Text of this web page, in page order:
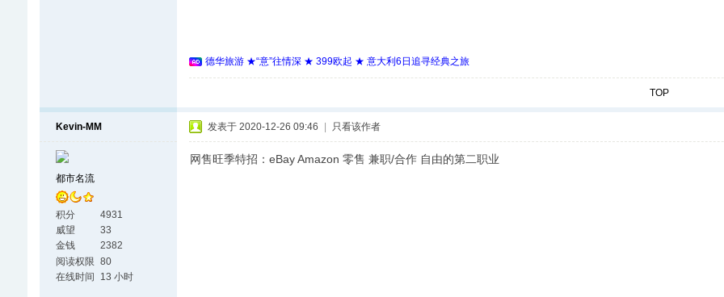
德华旅游 ★“意”往情深 ★ 399欧起 ★ 意大利6日追寻经典之旅
TOP
Kevin-MM
都市名流
积分
4931
威望
33
金钱
2382
阅读权限 80
在线时间
13 小时
发表于 2020-12-26 09:46 只看该作者
网售旺季特招：eBay Amazon 零售 兼职/合作 自由的第二职业